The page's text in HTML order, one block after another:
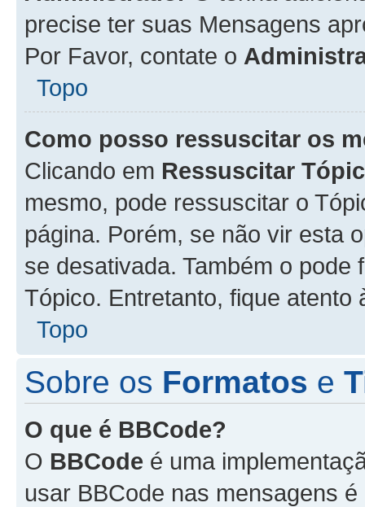
precise ter suas Mensagens
Por Favor, contate o
Topo
Como posso ressuscitar os
Clicando em Ressuscitar
mesmo, pode ressuscitar o
página. Porém, se não vir esta
se desativada. Também o
Tópico. Entretanto, fique atento
Topo
Sobre os Formatos e
O que é BBCode?
O BBCode é uma
usar BBCode nas mensagens